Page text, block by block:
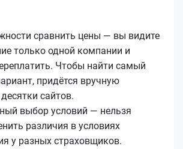
сравнить цены — вы видите
только одной компании и
Чтобы найти самый
придётся вручную
сайтов.
выбор условий — нельзя
различия в условиях
у разных страховщиков.